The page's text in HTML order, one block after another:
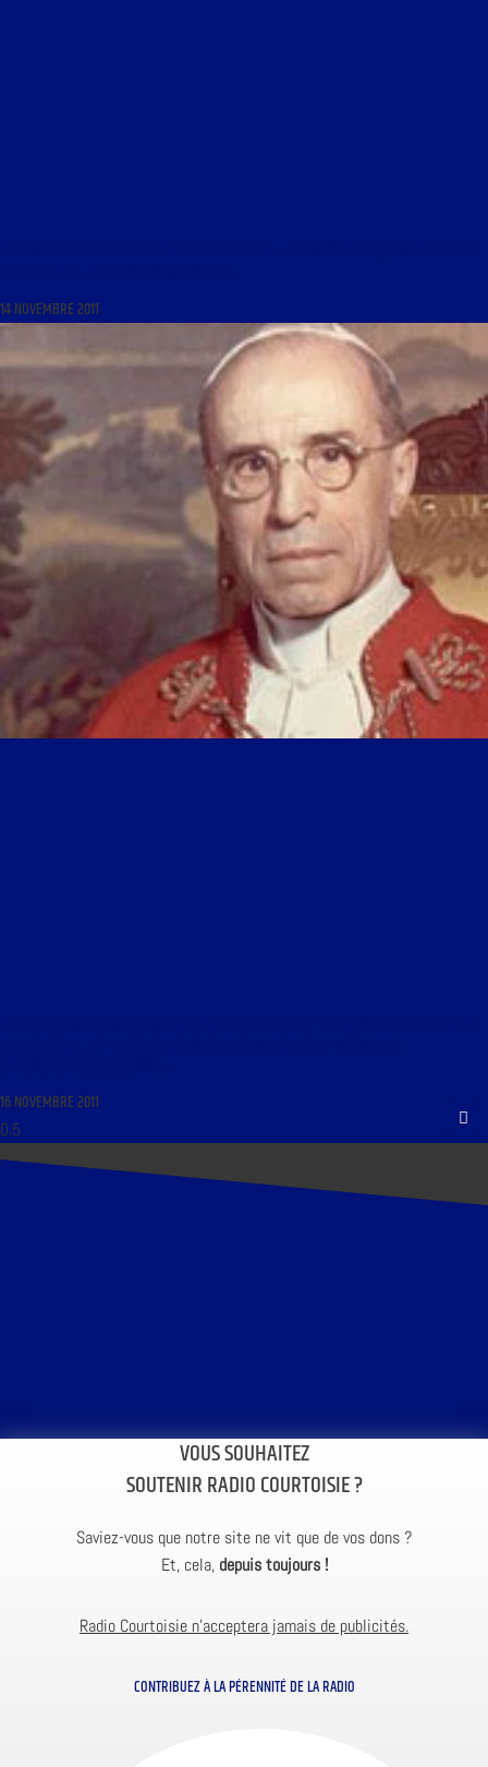
14 NOVEMBRE 2011
16 NOVEMBRE 2011
VOUS SOUHAITEZ
SOUTENIR RADIO COURTOISIE ?
Saviez-vous que notre site ne vit que de vos dons ?
Et, cela, depuis toujours !
Radio Courtoisie n’acceptera jamais de publicités.
CONTRIBUEZ À LA PÉRENNITÉ DE LA RADIO